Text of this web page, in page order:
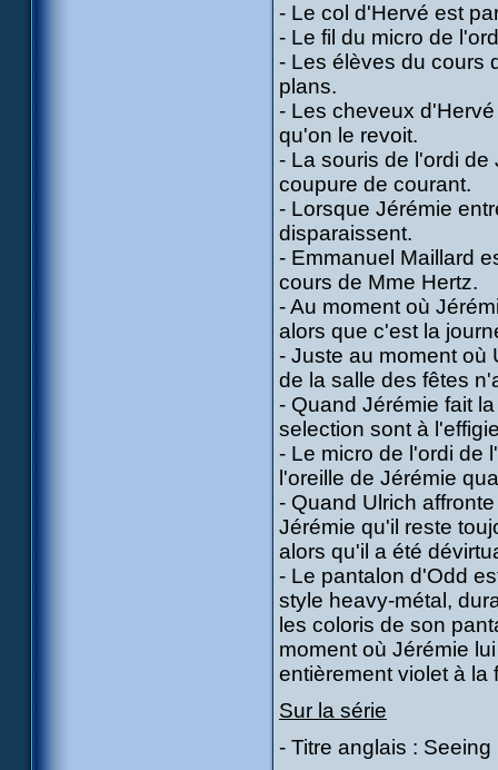
- Le col d'Hervé est
- Le fil du micro de
- Les élèves du cours
plans.
- Les cheveux
qu'on le revoit.
- La souris de l'ordi
coupure de courant.
- Lorsque Jérémie
disparaissent.
- Emmanuel Maillard
cours de Mme Hertz.
- Au moment où
alors que c'est la
- Juste au moment où
de la salle des fêtes
- Quand Jérémie fait
selection sont à
- Le micro de l'ordi de
l'oreille de Jérémie
- Quand Ulrich
Jérémie qu'il reste
alors qu'il a été
- Le pantalon d'Odd
style heavy-métal,
les coloris de son
moment où Jérémie
entièrement violet à la
Sur la série
- Titre anglais :